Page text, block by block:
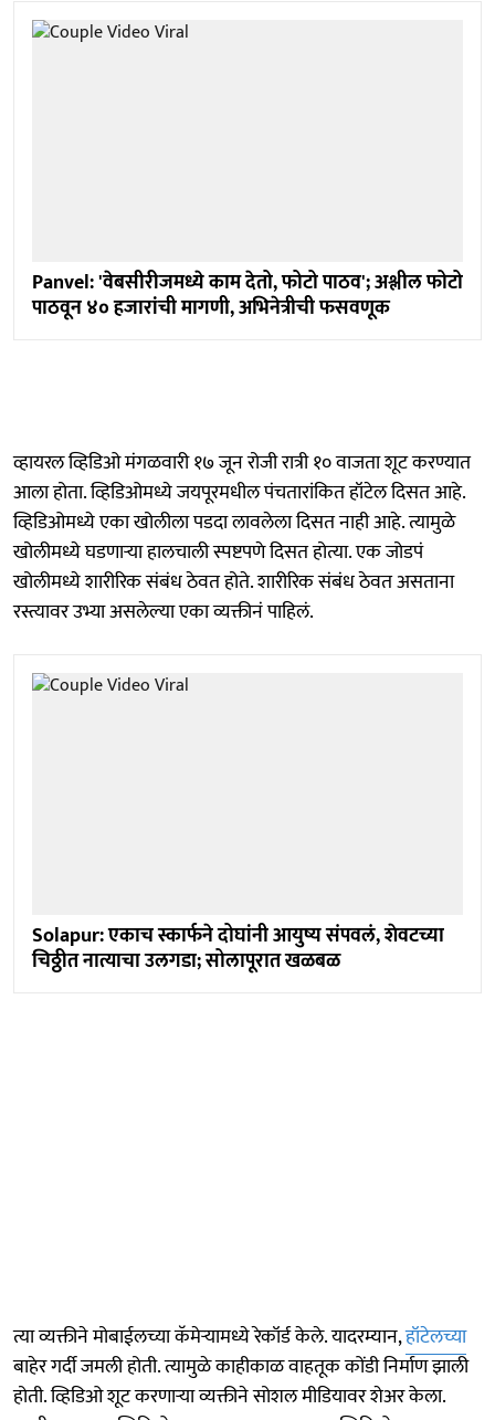
Panvel: 'वेबसीरीजमध्ये काम देतो, फोटो पाठव'; अश्लील फोटो
पाठवून ४० हजारांची मागणी, अभिनेत्रीची फसवणूक
व्हायरल व्हिडिओ मंगळवारी १७ जून रोजी रात्री १० वाजता शूट करण्यात
आला होता. व्हिडिओमध्ये जयपूरमधील पंचतारांकित हॉटेल दिसत आहे.
व्हिडिओमध्ये एका खोलीला पडदा लावलेला दिसत नाही आहे. त्यामुळे
खोलीमध्ये घडणाऱ्या हालचाली स्पष्टपणे दिसत होत्या. एक जोडपं
खोलीमध्ये शारीरिक संबंध ठेवत होते. शारीरिक संबंध ठेवत असताना
रस्त्यावर उभ्या असलेल्या एका व्यक्तीनं पाहिलं.
Solapur: एकाच स्कार्फने दोघांनी आयुष्य संपवलं, शेवटच्या
चिठ्ठीत नात्याचा उलगडा; सोलापूरात खळबळ
त्या व्यक्तीने मोबाईलच्या कॅमेऱ्यामध्ये रेकॉर्ड केले. यादरम्यान,हॉटेलच्या
बाहेर गर्दी जमली होती. त्यामुळे काहीकाळ वाहतूक कोंडी निर्माण झाली
होती. व्हिडिओ शूट करणाऱ्या व्यक्तीने सोशल मीडियावर शेअर केला.